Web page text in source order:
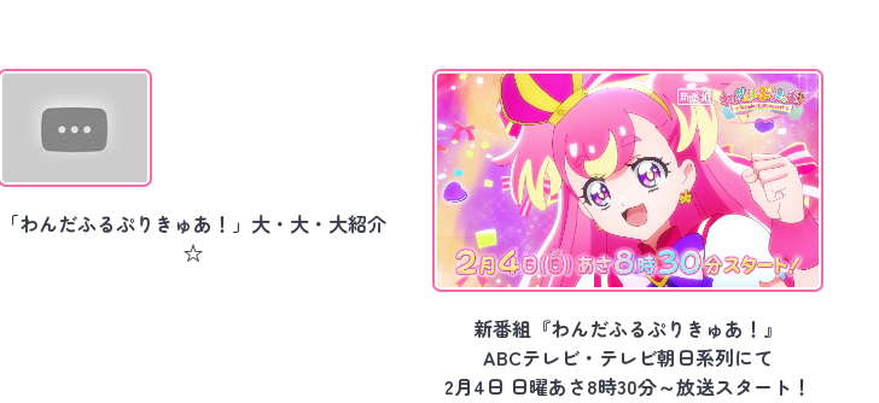
「わんだふるぷりきゅあ！」大・大・大紹介
☆
新番組『わんだふるぷりきゅあ！』
ABCテレビ・テレビ朝日系列にて
2月4日 日曜あさ8時30分～放送スタート！